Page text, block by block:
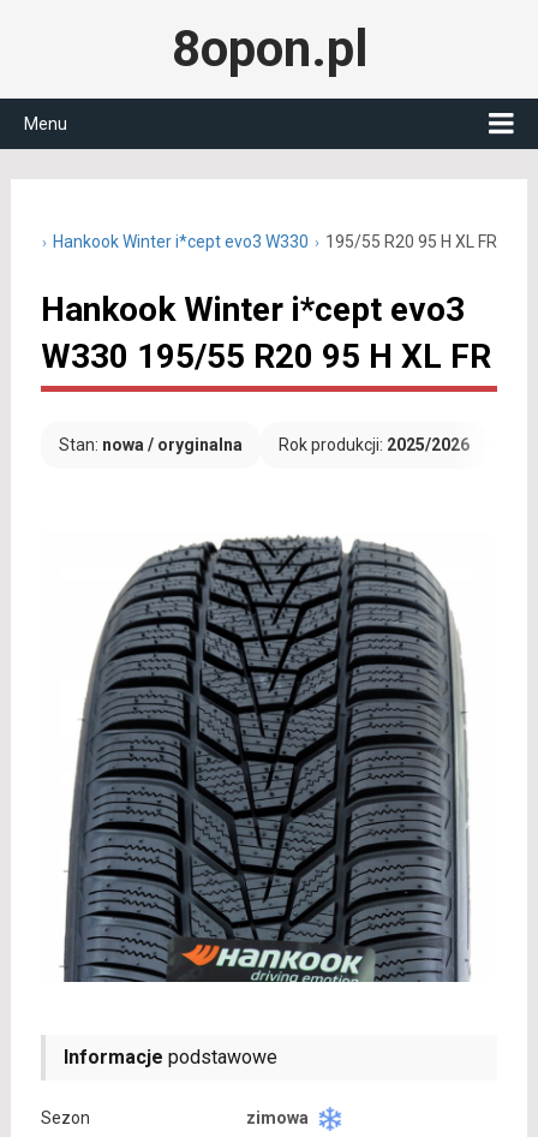
8opon.pl
Menu
Hankook Winter i*cept evo3 W330 195/55 R20 95 H XL FR
Hankook Winter i*cept evo3
W330 195/55 R20 95 H XL FR
Stan: nowa / oryginalna Rok produkcji: 2025/2026
Informacje podstawowe
Sezon
zimowa